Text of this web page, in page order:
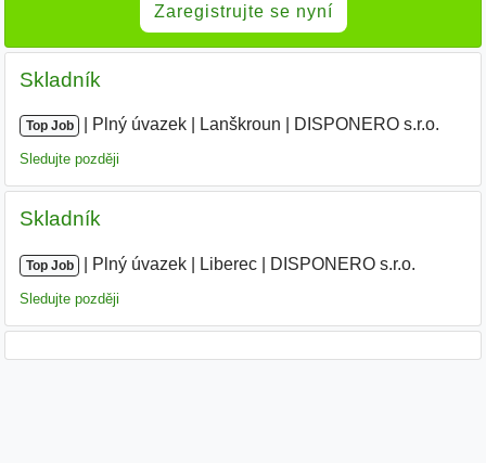
Zaregistrujte se nyní
Skladník
Top Job Plný úvazek Lanškroun DISPONERO s.r.o.
Sledujte později
Skladník
Top Job Plný úvazek Liberec DISPONERO s.r.o.
Sledujte později